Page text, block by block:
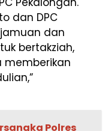
dan DPC
dan
bertakziah,
memberikan
Polres